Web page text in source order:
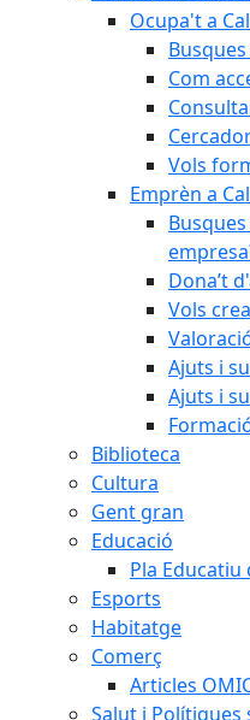
Ocupa't a
Com
Vols
Emprèn a
Dona’t
Vols
Ajuts i
Ajuts i
Biblioteca
Cultura
Gent gran
Educació
Pla Educatiu
Esports
Habitatge
Comerç
Articles
Salut i Polítiques